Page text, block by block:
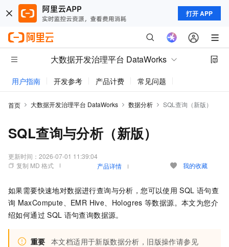
打开 APP
大数据开发治理平台 DataWorks
用户指南 开发参考 产品计费 常见问题
首页 大数据开发治理平台 DataWorks 数据分析 SQL查询（新版）
SQL查询与分析（新版）
更新时间： 2026-07-01 11:39:04
复制 MD 格式
产品详情 我的收藏
如果需要快速地对数据进行查询与分析，您可以使用 SQL 语句查
询 MaxCompute、EMR Hive、Hologres 等数据源。本文为您介
绍如何通过 SQL 语句查询数据源。
重要 本文档适用于新版数据分析，旧版操作请参见